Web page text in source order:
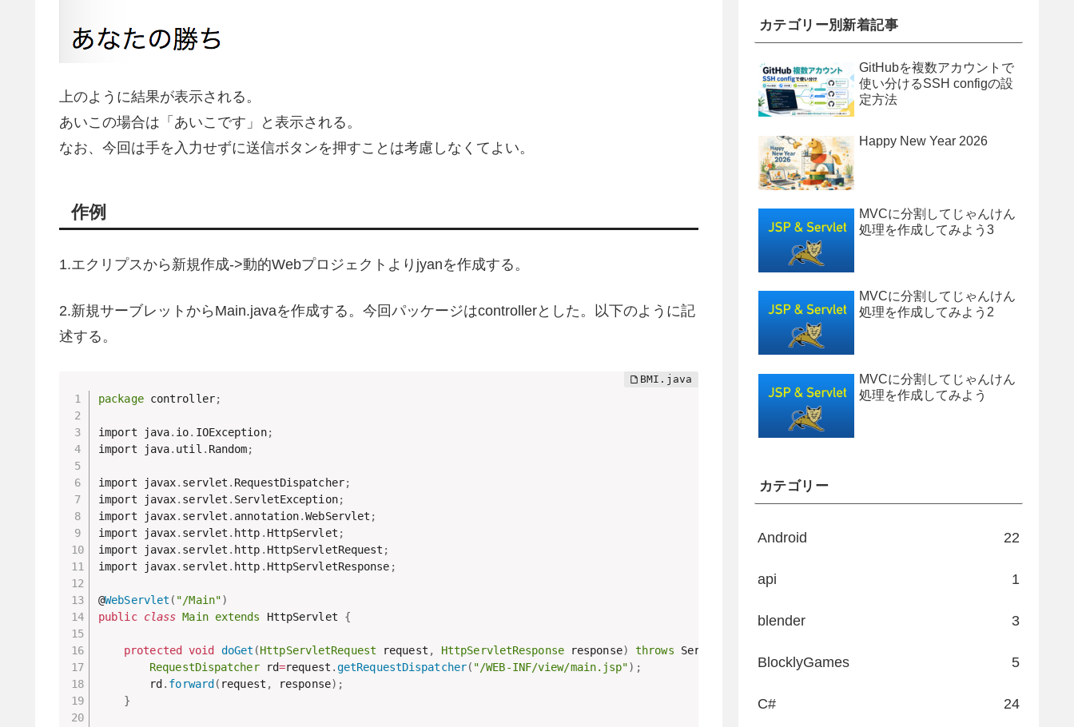
上のように結果が表示される。
あいこの場合は「あいこです」と表示される。
なお、今回は手を入力せずに送信ボタンを押すことは考慮しなくてよい。
作例
1.エクリプスから新規作成->動的Webプロジェクトよりjyanを作成する。
2.新規サーブレットからMain.javaを作成する。今回パッケージはcontrollerとした。以下のように記
述する。
package controller;
import java. io. IOException;
import java. util . Random;
import javax. servlet . RequestDispatcher;
import javax. servlet . ServletException;
import javax. servlet . annotation.WebServlet ;
import javax. servlet . http . HttpServlet ;
import javax. servlet . http . HttpServletRequest ;
import javax. servlet . http . HttpServletResponse ;
@WebServlet ( "/Main")
public class Main extends HttpServlet {
protected void doGet (HttpServletRequest request , HttpServletResponse response) throws ServletException
RequestDispatcher rd=request .getRequestDispatcher( "/WEB-INF/view/main.jsp") ;
		rd
. forward ( request , response) ;
}
カテゴリー別新着記事
GitHubを複数アカウントで
使い分けるSSH configの設
定方法
Happy New Year 2026
MVCに分割してじゃんけん
処理を作成してみよう3
MVCに分割してじゃんけん
処理を作成してみよう2
MVCに分割してじゃんけん
処理を作成してみよう
カテゴリー
Android 22
api 1
blender 3
BlocklyGames 5
C# 24